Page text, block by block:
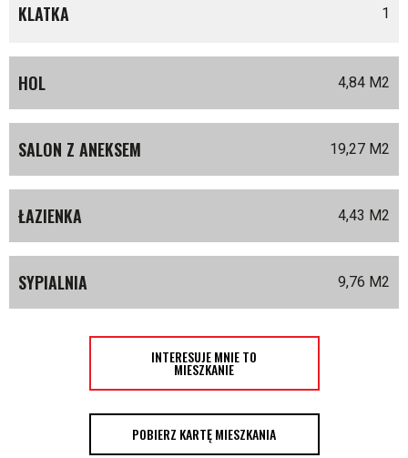
KLATKA 1
HOL 4,84 M2
SALON Z ANEKSEM 19,27 M2
ŁAZIENKA 4,43 M2
SYPIALNIA 9,76 M2
INTERESUJE MNIE TO
MIESZKANIE
POBIERZ KARTĘ MIESZKANIA